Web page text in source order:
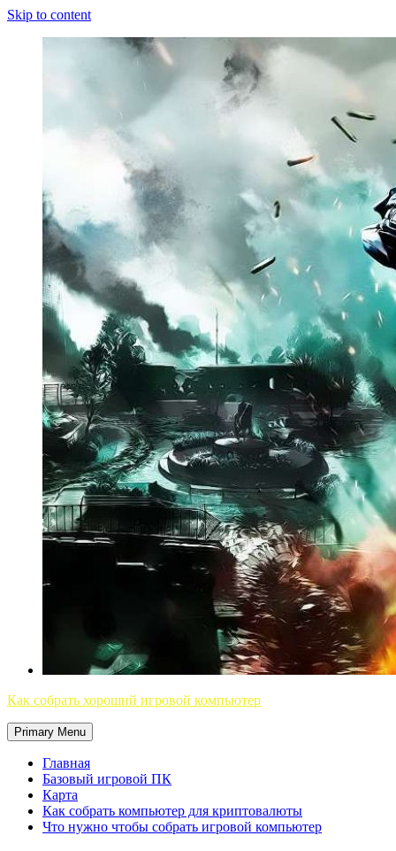
Skip to content
Как собрать хороший игровой компьютер
Primary Menu
Главная
Базовый игровой ПК
Карта
Как собрать компьютер для криптовалюты
Что нужно чтобы собрать игровой компьютер